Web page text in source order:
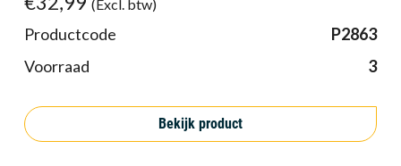
(Excl. btw)
Productcode
P2863
Voorraad
3
Bekijk product